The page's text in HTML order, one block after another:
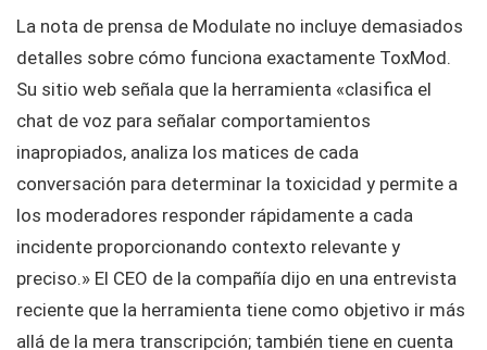
La nota de prensa de Modulate no incluye demasiados
detalles sobre cómo funciona exactamente ToxMod.
Su sitio web señala que la herramienta «clasifica el
chat de voz para señalar comportamientos
inapropiados, analiza los matices de cada
conversación para determinar la toxicidad y permite a
los moderadores responder rápidamente a cada
incidente proporcionando contexto relevante y
preciso.» El CEO de la compañía dijo en una entrevista
reciente que la herramienta tiene como objetivo ir más
allá de la mera transcripción; también tiene en cuenta